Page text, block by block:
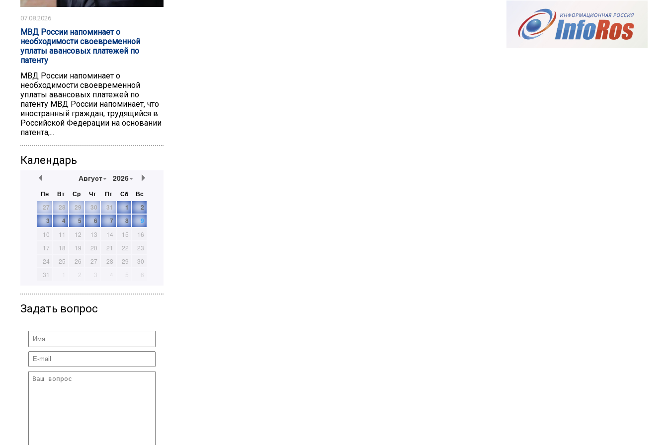
07.08.2026
МВД России напоминает о
необходимости своевременной
уплаты авансовых платежей по
патенту
МВД России напоминает о
необходимости своевременной
уплаты авансовых платежей по
патенту ️МВД России напоминает, что
иностранный граждан, трудящийся в
Российской Федерации на основании
патента,...
Календарь
Август 2026
Пн Вт Ср Чт Пт Сб
Вс
27
28 29 30 31 1
2
3
4 5 6 7 8 9
10 11 12 13 14 15
16
17
18 19 20 21 22
23
24
25 26 27 28 29
30
31
1 2 3 4 5 6
Задать вопрос